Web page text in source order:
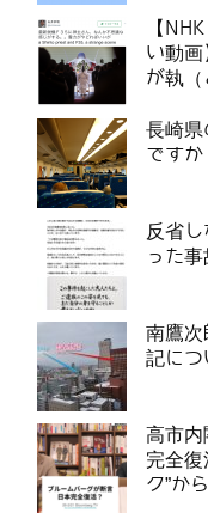
【
い動
が執
長崎県
です
反省
った
南鷹
記につ
高市内
完全
ク”か